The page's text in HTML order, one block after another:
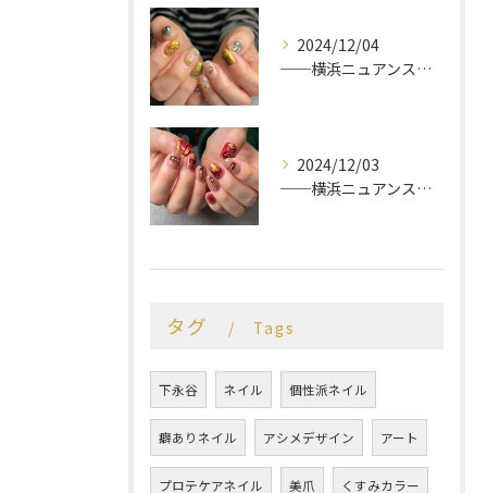
2024/12/04
──横浜ニュアンスネイルサロン♡
2024/12/03
──横浜ニュアンスネイルサロン♡
タグ Tags
下永谷 ネイル 個性派ネイル
癖ありネイル アシメデザイン アート
プロテケアネイル 美爪 くすみカラー